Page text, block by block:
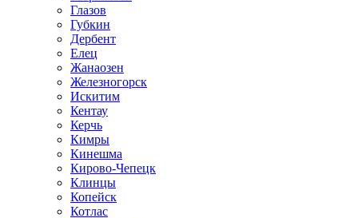
Глазов
Губкин
Дербент
Елец
Жанаозен
Железногорск
Искитим
Кентау
Керчь
Кимры
Кинешма
Кирово-Чепецк
Клинцы
Копейск
Котлас